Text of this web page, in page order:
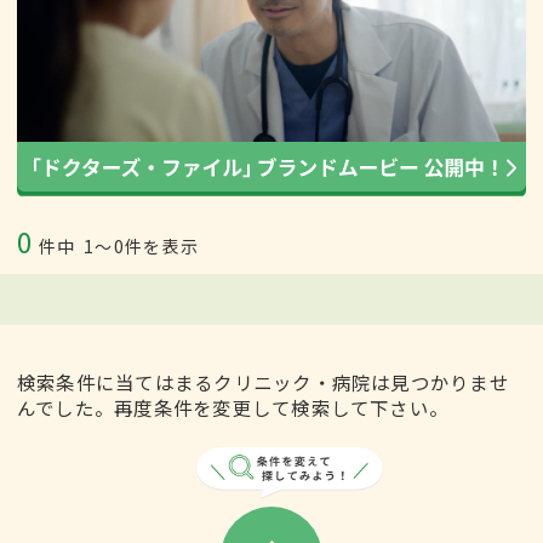
0 件中 1〜0件を表示
検索条件に当てはまるクリニック・病院は見つかりませ
んでした。再度条件を変更して検索して下さい。